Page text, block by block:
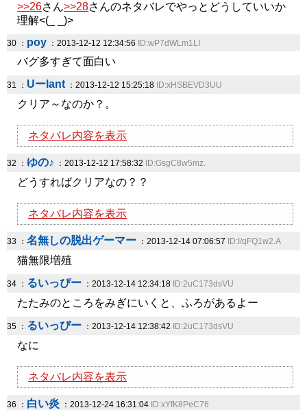
>>26さん>>28さんのネタバレでやっとどうしていいか
理解<(_ _)>
30 ： poy ：2013-12-12 12:34:56 ID:wP7dWLm1LI
バグ多すぎて面白い
31 ： Uーlant：2013-12-12 15:25:18 ID:xHSBEVD3UU
クリア～なのか？。
ネタバレ内容を表示
32 ： ゆの♪ ：2013-12-12 17:58:32 ID:GsgC8w5mz.
どうすればクリアなの？？
ネタバレ内容を表示
33 ： 名無しの脱出ゲーマー ：2013-12-14 07:06:57 ID:I/qFQ1w2.A
猫無限増殖
34 ： るいっぴー ：2013-12-14 12:34:18 ID:2uC173dsVU
たたみのところをみぎにいくと、ふろがあるよー
35 ： るいっぴー ：2013-12-14 12:38:42 ID:2uC173dsVU
なに
ネタバレ内容を表示
36 ： 白い炎 ：2013-12-24 16:31:04 ID:xYfK8PeC76